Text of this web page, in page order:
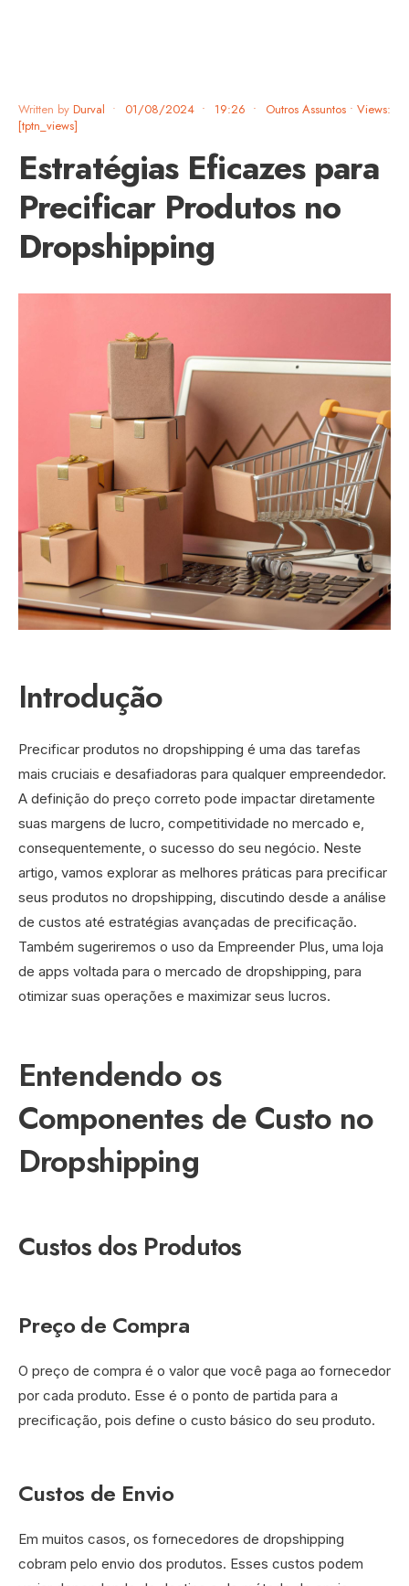
Written by Durval • 01/08/2024 • 19:26 • Outros Assuntos • Views:
[tptn_views]
Estratégias Eficazes para
Precificar Produtos no
Dropshipping
Introdução
Precificar produtos no dropshipping é uma das tarefas
mais cruciais e desafiadoras para qualquer empreendedor.
A definição do preço correto pode impactar diretamente
suas margens de lucro, competitividade no mercado e,
consequentemente, o sucesso do seu negócio. Neste
artigo, vamos explorar as melhores práticas para precificar
seus produtos no dropshipping, discutindo desde a análise
de custos até estratégias avançadas de precificação.
Também sugeriremos o uso da Empreender Plus, uma loja
de apps voltada para o mercado de dropshipping, para
otimizar suas operações e maximizar seus lucros.
Entendendo os
Componentes de Custo no
Dropshipping
Custos dos Produtos
Preço de Compra
O preço de compra é o valor que você paga ao fornecedor
por cada produto. Esse é o ponto de partida para a
precificação, pois define o custo básico do seu produto.
Custos de Envio
Em muitos casos, os fornecedores de dropshipping
cobram pelo envio dos produtos. Esses custos podem